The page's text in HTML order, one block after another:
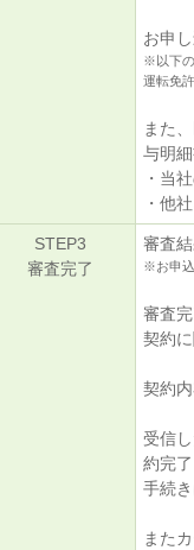
お申
※以下の
運転免
また
与明
・当
・他
STEP3
審査完了
審査
※お申込
審査
契約
契約
受信
約完了
手続
また